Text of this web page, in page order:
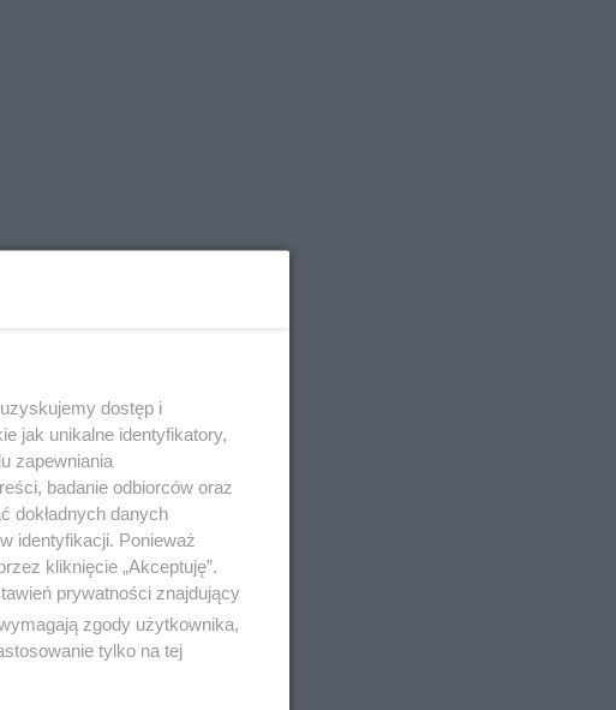
Sutryk, który
kwietnia 2024
dostęp i
jak unikalne identyfikatory,
zapewniania
badanie odbiorców oraz
dokładnych danych
identyfikacji. Ponieważ
kliknięcie „Akceptuję”.
prywatności znajdujący
zgody użytkownika,
tylko na tej